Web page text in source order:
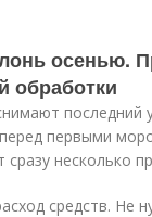
осенью.
обработки
последний
первыми
сразу несколько
средств. Не